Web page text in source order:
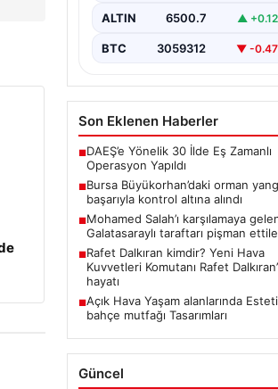
yerel…
ALTIN 6500.7 ▲
BTC 3059312 ▼ -
Son Eklenen Haberler
■DAEŞ’e Yönelik 30 İlde Eş Zamanlı
Operasyon Yapıldı
■Bursa Büyükorhan’daki orman
başarıyla kontrol altına alındı
■Mohamed Salah’ı karşılamaya
Galatasaraylı taraftarı pişman
■Rafet Dalkıran kimdir? Yeni Hava
Kuvvetleri Komutanı Rafet
hayatı
■Açık Hava Yaşam alanlarında
bahçe mutfağı Tasarımları
Güncel